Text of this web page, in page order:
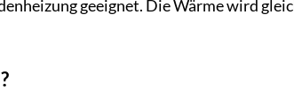
geeignet. Die Wärme wird